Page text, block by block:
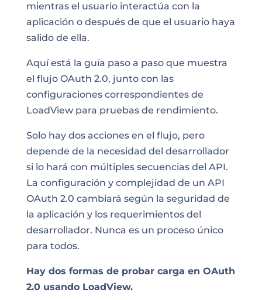
mientras el usuario interactúa con la
aplicación o después de que el usuario haya
salido de ella.
Aquí está la guía paso a paso que muestra
el flujo OAuth 2.0, junto con las
configuraciones correspondientes de
LoadView para pruebas de rendimiento.
Solo hay dos acciones en el flujo, pero
depende de la necesidad del desarrollador
si lo hará con múltiples secuencias del API.
La configuración y complejidad de un API
OAuth 2.0 cambiará según la seguridad de
la aplicación y los requerimientos del
desarrollador. Nunca es un proceso único
para todos.
Hay dos formas de probar carga en OAuth
2.0 usando LoadView.